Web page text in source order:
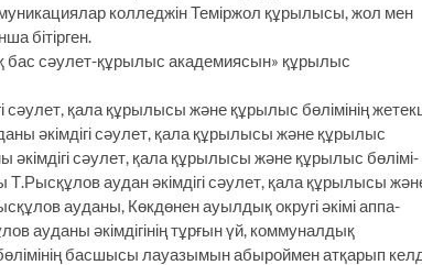
колледжін Теміржол құрылысы, жол мен
бітірген.
сәулет-құры­лыс академиясын» құрылыс
қала құрылысы және құрылыс бөлімінің
әкімдігі сәулет, қала құры­лысы және құрылыс
сәулет, қала құрылысы және құрылыс бөлімі­
аудан әкім­дігі сәулет, қала құрылысы
ауданы, Көкдөнен ауылдық округі әкімі аппа­
ауданы әкімдігінің тұрғын үй, коммуналдық
басшысы лауазымын абыроймен атқарып